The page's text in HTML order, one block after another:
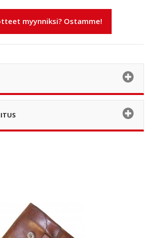
myynniksi? Ostamme!